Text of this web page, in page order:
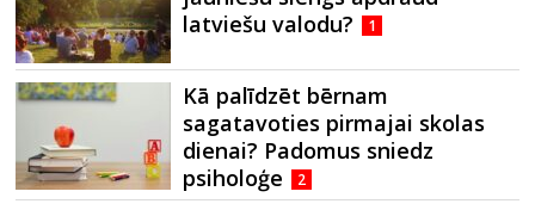
latviešu valodu?
1
Kā palīdzēt bērnam
sagatavoties pirmajai skolas
dienai? Padomus sniedz
psiholoģe
2